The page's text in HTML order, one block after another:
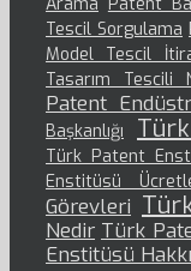
Tescil Sorgulama
Model Tescil
Tasarım Tescili
Patent
Başkanlığı
Türk Patent
Enstitüsü
Görevleri
Nedir Türk
Enstitüsü